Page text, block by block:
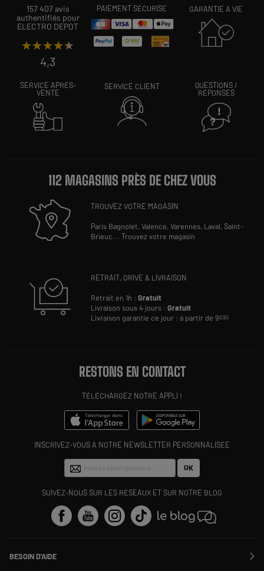
157 407 avis
authentifiés pour
ELECTRO DEPOT
★★★★★
★★★★★
4,3
PAIEMENT SÉCURISÉ GARANTIE À VIE
SERVICE APRÈS-
VENTE
SERVICE CLIENT
QUESTIONS /
RÉPONSES
112 MAGASINS PRÈS DE CHEZ VOUS
TROUVEZ VOTRE MAGASIN
Paris Bagnolet,Valence,Varennes, Laval,Saint-
Brieuc...Trouvez votre magasin
RETRAIT, DRIVE & LIVRAISON
Retrait en 1h :Gratuit
Livraison sous 4 jours :Gratuit
Livraison garantie ce jour : à partir de 9€90
RESTONS EN CONTACT
TÉLÉCHARGEZ NOTRE APPLI !
INSCRIVEZ-VOUS À NOTRE NEWSLETTER PERSONNALISÉE
OK
SUIVEZ-NOUS SUR LES RÉSEAUX ET SUR NOTRE BLOG
BESOIN D'AIDE